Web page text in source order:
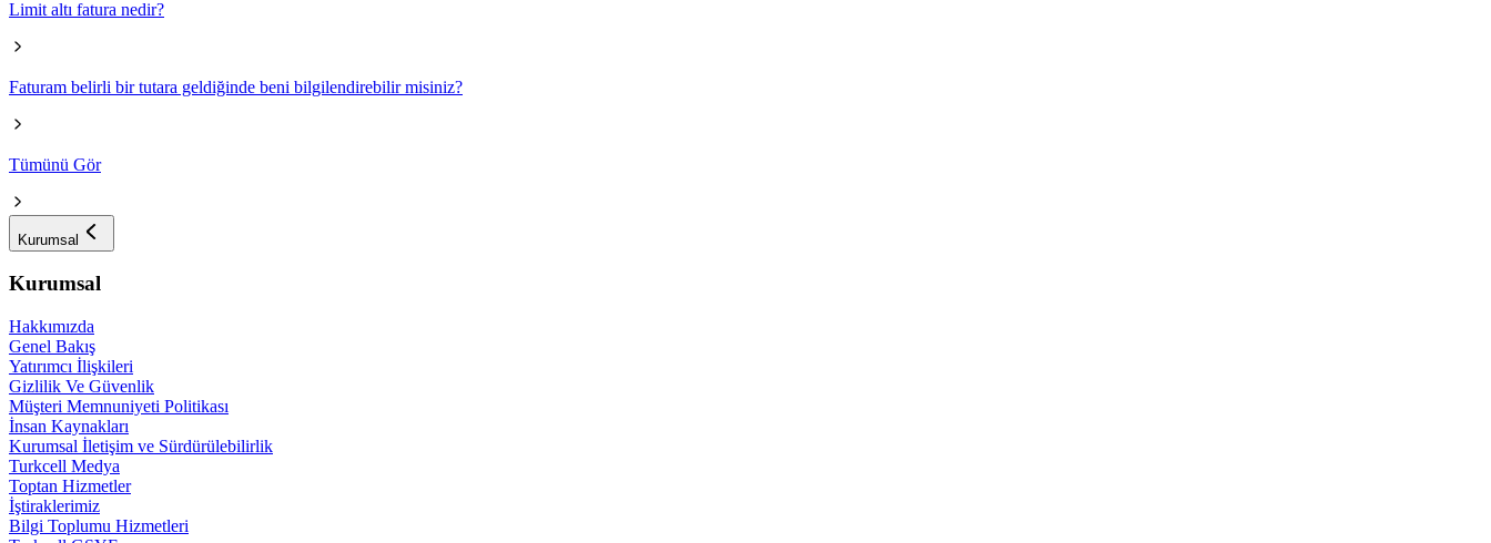
Limit altı fatura nedir?
Faturam belirli bir tutara geldiğinde beni bilgilendirebilir misiniz?
Tümünü Gör
Kurumsal
Kurumsal
Hakkımızda
Genel Bakış
Yatırımcı İlişkileri
Gizlilik Ve Güvenlik
Müşteri Memnuniyeti Politikası
İnsan Kaynakları
Kurumsal İletişim ve Sürdürülebilirlik
Turkcell Medya
Toptan Hizmetler
İştiraklerimiz
Bilgi Toplumu Hizmetleri